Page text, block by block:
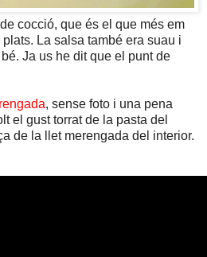
cocció, que és el que més em
La salsa també era suau i
Ja us he dit que el punt de
, sense foto i una pena
el gust torrat de la pasta del
de la llet merengada del interior.